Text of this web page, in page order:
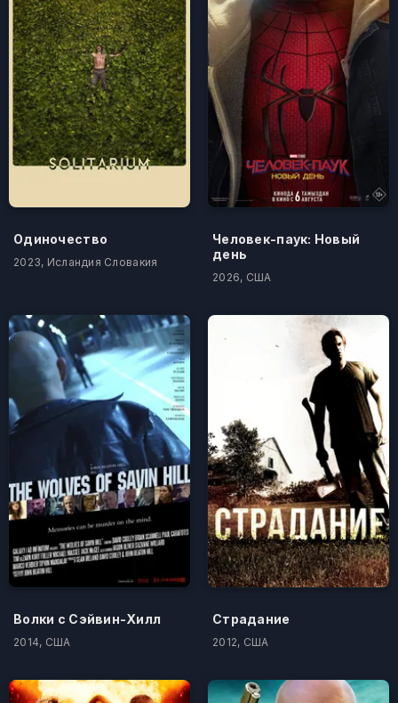
Одиночество
2023, Исландия Словакия
Человек-паук: Новый
день
2026, США
Волки с Сэйвин-Хилл
2014, США
Страдание
2012, США